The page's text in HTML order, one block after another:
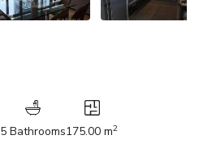
5 Bathrooms175.00 m2